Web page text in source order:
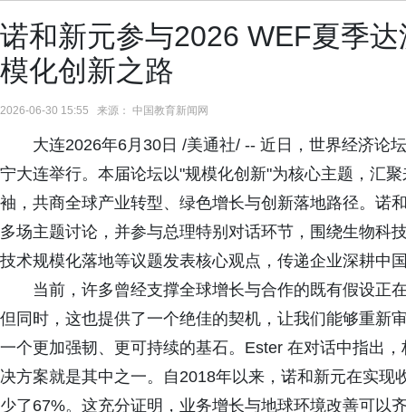
诺和新元参与2026 WEF夏季
模化创新之路
2026-06-30 15:55 来源： 中国教育新闻网
大连2026年6月30日 /美通社/ -- 近日，世界经济论
宁大连举行。本届论坛以"规模化创新"为核心主题，汇
袖，共商全球产业转型、绿色增长与创新落地路径。诺
多场主题讨论，并参与总理特别对话环节，围绕生物科
技术规模化落地等议题发表核心观点，传递企业深耕中
当前，许多曾经支撑全球增长与合作的既有假设正
但同时，这也提供了一个绝佳的契机，让我们能够重新
一个更加强韧、更可持续的基石。Ester 在对话中指出
决方案就是其中之一。自2018年以来，诺和新元在实
少了67%。这充分证明，业务增长与地球环境改善可以